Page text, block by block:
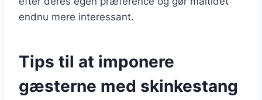
endnu mere interessant.
Tips til at imponere
gæsterne med skinkestang